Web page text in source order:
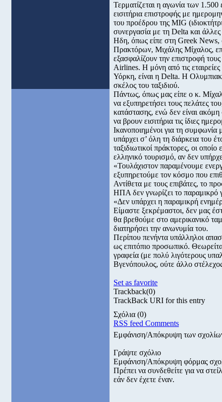
Τερματίζεται η αγωνία των
εισιτήρια επιστροφής με
του προέδρου της MIG
συνεργασία με τη Delta και άλλες
Ηδη, όπως είπε στη Greek News,
Πρακτόρων, Μιχάλης Μίχαλος,
εξασφαλίζουν την επιστροφή
Airlines. Η μόνη από τις
Υόρκη, είναι η Delta. H
σκέλος του ταξιδιού.
Πάντως, όπως μας είπε ο κ.
να εξυπηρετήσει τους πελάτες
κατάστασης, ενώ δεν είναι
να βρουν εισιτήρια τις ίδιες
Ικανοποιημένοι για τη συμφωνία
υπάρχει σ’ όλη τη διάρκεια του
ταξιδιωτικοί πράκτορες, οι οποίο
ελληνικό τουρισμό, αν δεν
«Τουλάχιστον παραμένουμε
εξυπηρετούμε τον κόσμο που
Αντίθετα με τους επιβάτες, το
ΗΠΑ δεν γνωρίζει το παραμικρό
«Δεν υπάρχει η παραμικρή
Είμαστε ξεκρέμαστοι, δεν μας
θα βρεθούμε στο αμερικανικό
διατηρήσει την ανωνυμία του.
Περίπου πενήντα υπάλληλοι
ως επιτόπιο προσωπικό.
γραφεία (με πολύ λιγότερους
Βγενόπουλος, ούτε άλλο
Set as favorite
Trackback(0)
TrackBack URI for this entry
Σχόλια (0)
RSS feed Comments
Εμφάνιση/Απόκρυψη των
Γράψτε σχόλιο
Εμφάνιση/Απόκρυψη φόρμας
Πρέπει να συνδεθείτε για να
εάν δεν έχετε έναν.